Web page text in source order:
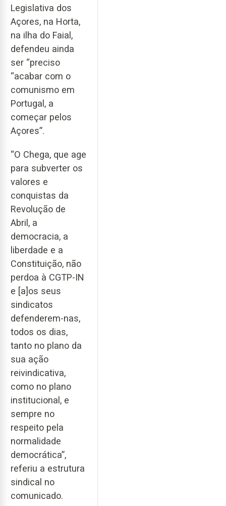
Legislativa dos
Açores, na Horta,
na ilha do Faial,
defendeu ainda
ser “preciso
“acabar com o
comunismo em
Portugal, a
começar pelos
Açores”.
“O Chega, que age
para subverter os
valores e
conquistas da
Revolução de
Abril, a
democracia, a
liberdade e a
Constituição, não
perdoa à CGTP-IN
e [a]os seus
sindicatos
defenderem-nas,
todos os dias,
tanto no plano da
sua ação
reivindicativa,
como no plano
institucional, e
sempre no
respeito pela
normalidade
democrática”,
referiu a estrutura
sindical no
comunicado.